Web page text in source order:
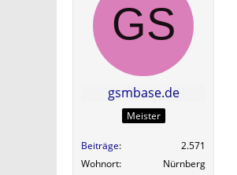
gsmbase.de
Meister
Beiträge
2.571
Wohnort
Nürnberg